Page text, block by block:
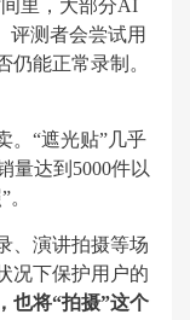
里，大部分AI
评测者会尝试用
能正常录制。
。“遮光贴”几乎
量达到5000件以
、演讲拍摄等场
况下保护用户的
也将“拍摄”这个